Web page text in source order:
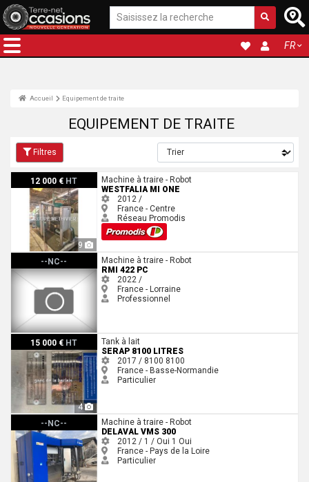
FR
Accueil Equipement de traite
EQUIPEMENT DE TRAITE
Filtres
12 000 € HT
9
Westfalia MI One
Machine à traire - Robot
WESTFALIA MI ONE
2012 /
France - Centre
Réseau Promodis
--NC--
RMI 422 PC
Machine à traire - Robot
RMI 422 PC
2022 /
France - Lorraine
Professionnel
15 000 € HT
4
Serap 8100 litres
Tank à lait
SERAP 8100 LITRES
2017 / 8100 8100
France - Basse-Normandie
Particulier
--NC--
Delaval VMS 300
Machine à traire - Robot
DELAVAL VMS 300
2012 / 1 / Oui 1 Oui
France - Pays de la Loire
Particulier